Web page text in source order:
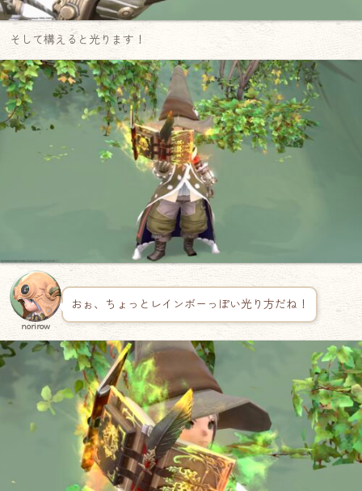
そして構えると光ります！
norirow
おぉ、ちょっとレインボーっぽい光り方だね！